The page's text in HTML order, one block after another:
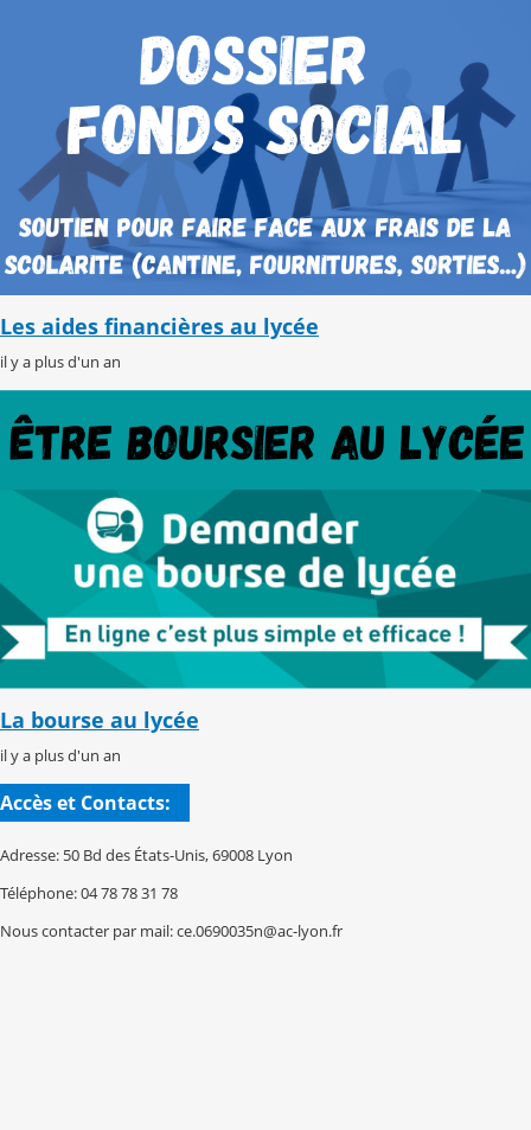
Les aides financières au lycée
il y a plus d'un an
La bourse au lycée
il y a plus d'un an
Accès et Contacts:
Adresse: 50 Bd des États-Unis, 69008 Lyon
Téléphone: 04 78 78 31 78
Nous contacter par mail: ce.0690035n@ac-lyon.fr